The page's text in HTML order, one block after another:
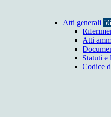
Atti generali 56
Atti
Statuti e
Codice